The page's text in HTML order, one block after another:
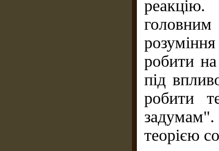
робити
під
робити
теорією